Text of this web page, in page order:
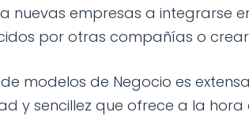
nuevas empresas a integrarse
por otras compañías o
de modelos de Negocio es
y sencillez que ofrece a la